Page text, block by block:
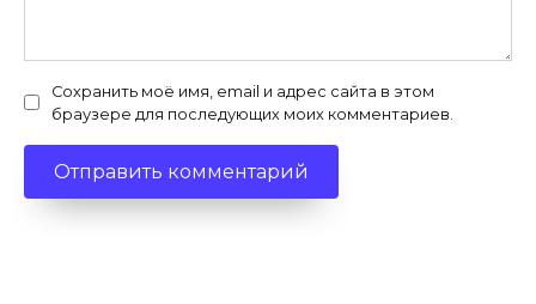
Сохранить моё имя, email и адрес сайта в этом
браузере для последующих моих комментариев.